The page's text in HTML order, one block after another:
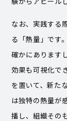
なお、実践する
る「熱量」です
確かにあります
効果も可視化で
を置いて、新た
は独特の熱量が
播し、組織その